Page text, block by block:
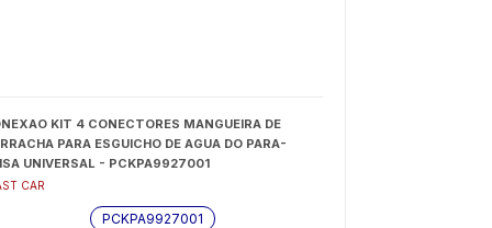
KIT 4 CONECTORES MANGUEIRA DE
PARA ESGUICHO DE AGUA DO PARA-
UNIVERSAL - PCKPA9927001
CAR
PCKPA9927001